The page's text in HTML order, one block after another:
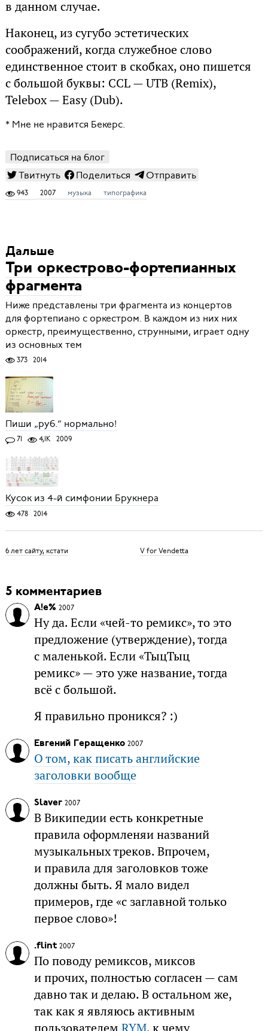
в данном случае.
Наконец, из сугубо эстетических
соображений, когда служебное слово
единственное стоит в скобках, оно пишется
с большой буквы: CCL — UTB (Remix),
Telebox — Easy (Dub).
* Мне не нравится Бекерс.
Подписаться на блог
Твитнуть
Поделиться Отправить
943 2007 музыка типографика
Дальше
Три оркестрово-фортепианных
фрагмента
Ниже представлены три фрагмента из концертов
для фортепиано с оркестром. В каждом из них них
оркестр, преимущественно, струнными, играет одну
из основных тем
373 2014
Пиши „руб.“ нормально!
71 4,1K 2009
Кусок из 4-й симфонии Брукнера
478 2014
6 лет сайту, кстати V for Vendetta
5 комментариев
A!e% 2007
Ну да. Если «чей-то ремикс», то это
предложение (утверждение), тогда
с маленькой. Если «ТыцТыц
ремикс» — это уже название, тогда
всё с большой.
Я правильно проникся? :)
Евгений Геращенко 2007
О том, как писать английские
заголовки вообще
Slaver 2007
В Википедии есть конкретные
правила оформленяи названий
музыкальных треков. Впрочем,
и правила для заголовков тоже
должны быть. Я мало видел
примеров, где «с заглавной только
первое слово»!
.flint 2007
По поводу ремиксов, миксов
и прочих, полностью согласен — сам
давно так и делаю. В остальном же,
так как я являюсь активным